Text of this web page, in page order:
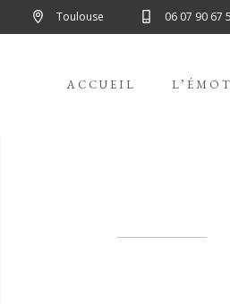
Toulouse 06 07 90 67
ACCUEIL